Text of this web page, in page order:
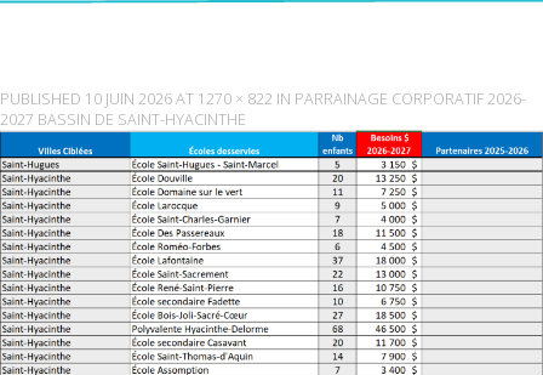
PUBLISHED 10 JUIN 2026AT 1270 × 822 IN PARRAINAGE CORPORATIF 2026-
2027 BASSIN DE SAINT-HYACINTHE